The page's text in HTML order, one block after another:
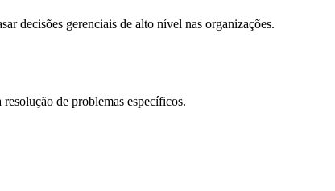
decisões gerenciais de alto nível nas organizações.
de problemas específicos.